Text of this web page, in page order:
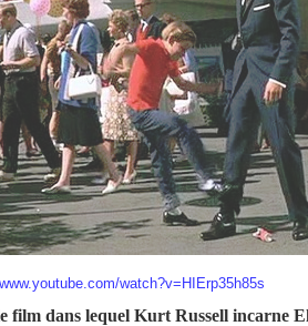
watch?v=HIErp35h85s
film dans lequel Kurt Russell incarne